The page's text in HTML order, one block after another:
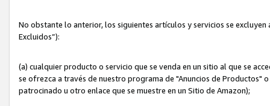
No obstante lo anterior, los siguientes artículos y servicios se
Excluidos”):
(a) cualquier producto o servicio que se venda en un sitio al que se
se ofrezca a través de nuestro programa de "Anuncios de Productos"
patrocinado u otro enlace que se muestre en un Sitio de Amazon);